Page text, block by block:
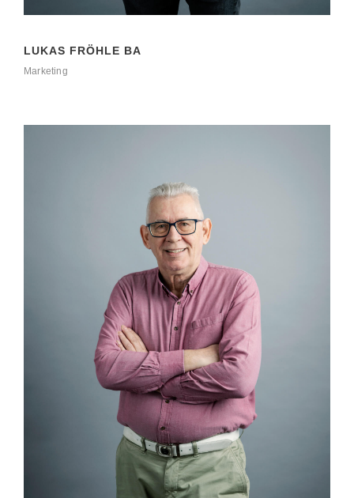
LUKAS FRÖHLE BA
Marketing